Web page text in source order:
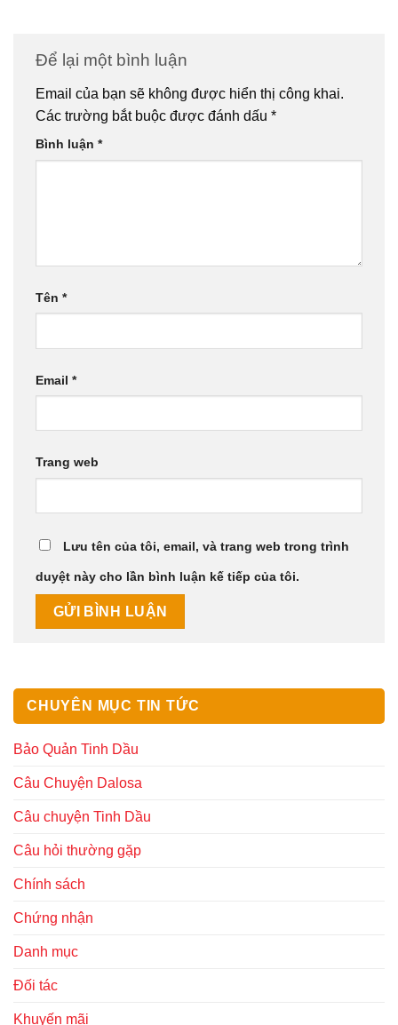
Để lại một bình luận
Email của bạn sẽ không được hiển thị công khai.
Các trường bắt buộc được đánh dấu *
Bình luận *
Tên *
Email *
Trang web
Lưu tên của tôi, email, và trang web trong trình
duyệt này cho lần bình luận kế tiếp của tôi.
CHUYÊN MỤC TIN TỨC
Bảo Quản Tinh Dầu
Câu Chuyện Dalosa
Câu chuyện Tinh Dầu
Câu hỏi thường gặp
Chính sách
Chứng nhận
Danh mục
Đối tác
Khuyến mãi